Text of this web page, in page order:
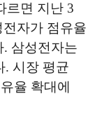
르면 지난 3
자가 점유율
. 삼성전자는
. 시장 평균
율 확대에